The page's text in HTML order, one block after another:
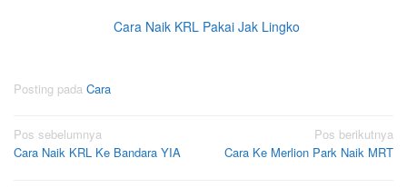
Cara Naik KRL Pakai Jak Lingko
Posting pada Cara
Navigasi
pos
Pos sebelumnya
Cara Naik KRL Ke Bandara YIA
Pos berikutnya
Cara Ke Merlion Park Naik MRT